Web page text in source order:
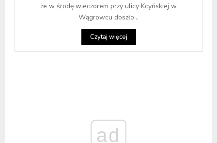
że w środę wieczorem przy ulicy Kcyńskiej w
Wągrowcu doszło...
Czytaj więcej
ad